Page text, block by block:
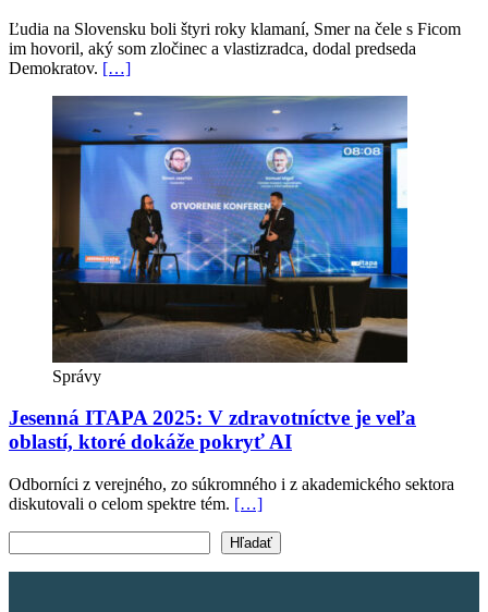
Ľudia na Slovensku boli štyri roky klamaní, Smer na čele s Ficom
im hovoril, aký som zločinec a vlastizradca, dodal predseda
Demokratov. […]
Správy
Jesenná ITAPA 2025: V zdravotníctve je veľa
oblastí, ktoré dokáže pokryť AI
Odborníci z verejného, zo súkromného i z akademického sektora
diskutovali o celom spektre tém. […]
Hľadať